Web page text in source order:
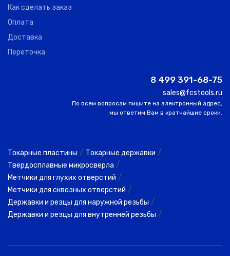
Как сделать заказ
Оплата
Доставка
Переточка
8 499 391-68-75
sales@fcstools.ru
По всем вопросам пишите на электронный адрес,
мы ответим Вам в кратчайшие сроки.
Токарные пластины / Токарные державки /
Твердосплавные микросверла /
Метчики для глухих отверстий /
Метчики для сквозных отверстий /
Державки и резцы для наружной резьбы /
Державки и резцы для внутренней резьбы /